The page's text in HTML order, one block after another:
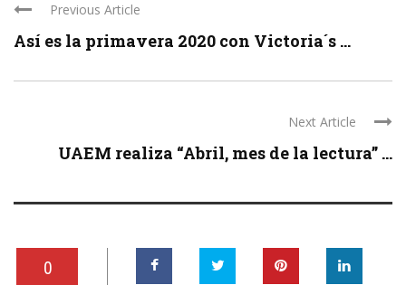
Previous Article
Así es la primavera 2020 con Victoria´s ...
Next Article
UAEM realiza “Abril, mes de la lectura” ...
0